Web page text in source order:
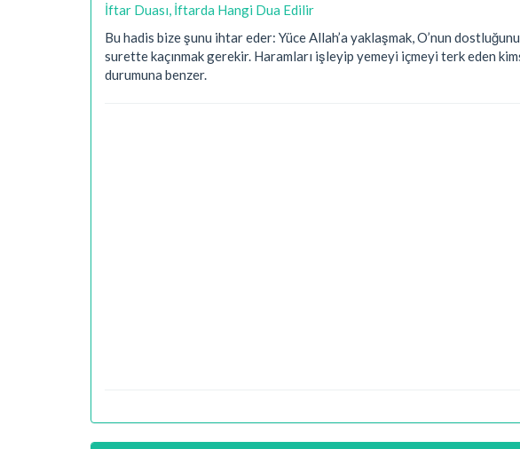
İftar Duası, İftarda Hangi Dua Edilir
Bu hadis bize şunu ihtar eder: Yüce Allah’a yaklaşmak, O’nun
surette kaçınmak gerekir. Haramları işleyip yemeyi içmeyi terk eden
durumuna benzer.